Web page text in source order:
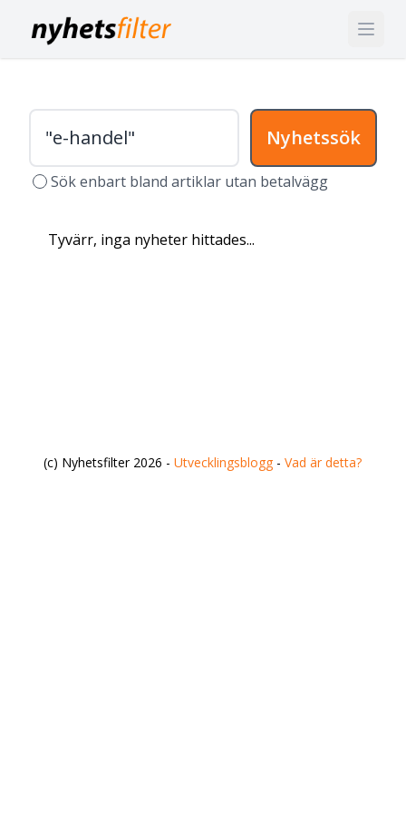
Nyhetssök
Sök enbart bland artiklar utan betalvägg
Tyvärr, inga nyheter hittades...
(c) Nyhetsfilter 2026 -Utvecklingsblogg -Vad är detta?